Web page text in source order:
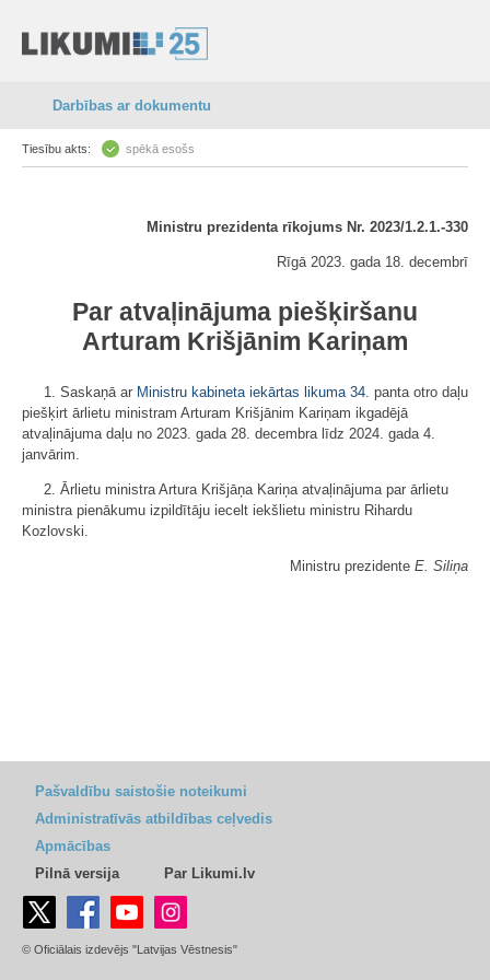
Darbības ar dokumentu
Tiesību akts: spēkā esošs
Ministru prezidenta rīkojums Nr. 2023/1.2.1.-330
Rīgā 2023. gada 18. decembrī
Par atvaļinājuma piešķiršanu
Arturam Krišjānim Kariņam
1. Saskaņā ar Ministru kabineta iekārtas likuma 34. panta otro daļu
piešķirt ārlietu ministram Arturam Krišjānim Kariņam ikgadējā
atvaļinājuma daļu no 2023. gada 28. decembra līdz 2024. gada 4.
janvārim.
2. Ārlietu ministra Artura Krišjāņa Kariņa atvaļinājuma par ārlietu
ministra pienākumu izpildītāju iecelt iekšlietu ministru Rihardu
Kozlovski.
Ministru prezidente E. Siliņa
Pašvaldību saistošie noteikumi
Administratīvās atbildības ceļvedis
Apmācības
Pilnā versija
Par Likumi.lv
© Oficiālais izdevējs "Latvijas Vēstnesis"